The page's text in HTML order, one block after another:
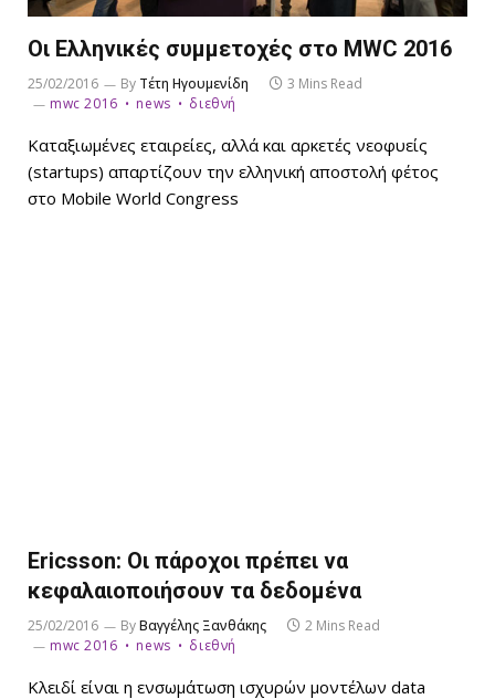
Οι Ελληνικές συμμετοχές στο MWC 2016
25/02/2016 By Τέτη Ηγουμενίδη
3 Mins Read
mwc 2016
news διεθνή
Καταξιωμένες εταιρείες, αλλά και αρκετές νεοφυείς
(startups) απαρτίζουν την ελληνική αποστολή φέτος
στο Mobile World Congress
Ericsson: Οι πάροχοι πρέπει να
κεφαλαιοποιήσουν τα δεδομένα
25/02/2016 ByΒαγγέλης Ξανθάκης
2 Mins Read
mwc 2016
news διεθνή
Κλειδί είναι η ενσωμάτωση ισχυρών μοντέλων data